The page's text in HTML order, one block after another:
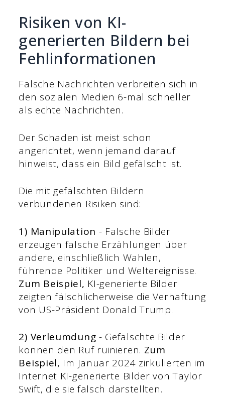
Risiken von KI-
generierten Bildern bei
Fehlinformationen
Falsche Nachrichten verbreiten sich in
den sozialen Medien 6-mal schneller
als echte Nachrichten.
Der Schaden ist meist schon
angerichtet, wenn jemand darauf
hinweist, dass ein Bild gefälscht ist.
Die mit gefälschten Bildern
verbundenen Risiken sind:
1) Manipulation - Falsche Bilder
erzeugen falsche Erzählungen über
andere, einschließlich Wahlen,
führende Politiker und Weltereignisse.
Zum Beispiel, KI-generierte Bilder
zeigten fälschlicherweise die Verhaftung
von US-Präsident Donald Trump.
2) Verleumdung - Gefälschte Bilder
können den Ruf ruinieren. Zum
Beispiel, Im Januar 2024 zirkulierten im
Internet KI-generierte Bilder von Taylor
Swift, die sie falsch darstellten.